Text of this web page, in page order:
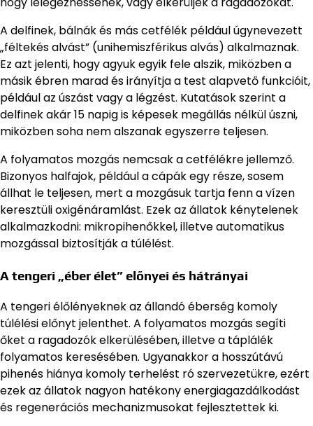
A delfinek, bálnák és más cetfélék például úgynevezett
„féltekés alvást” (unihemiszférikus alvás) alkalmaznak.
Ez azt jelenti, hogy agyuk egyik fele alszik, miközben a
másik ébren marad és irányítja a test alapvető funkcióit,
például az úszást vagy a légzést. Kutatások szerint a
delfinek akár 15 napig is képesek megállás nélkül úszni,
miközben soha nem alszanak egyszerre teljesen.
A folyamatos mozgás nemcsak a cetfélékre jellemző.
Bizonyos halfajok, például a cápák egy része, sosem
állhat le teljesen, mert a mozgásuk tartja fenn a vízen
keresztüli oxigénáramlást. Ezek az állatok kénytelenek
alkalmazkodni: mikropihenőkkel, illetve automatikus
mozgással biztosítják a túlélést.
A tengeri „éber élet” előnyei és hátrányai
A tengeri élőlényeknek az állandó éberség komoly
túlélési előnyt jelenthet. A folyamatos mozgás segíti
őket a ragadozók elkerülésében, illetve a táplálék
folyamatos keresésében. Ugyanakkor a hosszútávú
pihenés hiánya komoly terhelést ró szervezetükre, ezért
ezek az állatok nagyon hatékony energiagazdálkodást
és regenerációs mechanizmusokat fejlesztettek ki.